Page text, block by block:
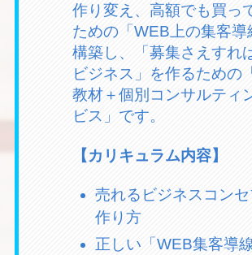
作り変え、高額でも買っ
ための「WEB上の集客導
構築し、「募集さえすれ
ビジネス」を作るための
教材＋個別コンサルティ
ビス」です。
【カリキュラム内容】
売れるビジネスコン
作り方
正しい「WEB集客導